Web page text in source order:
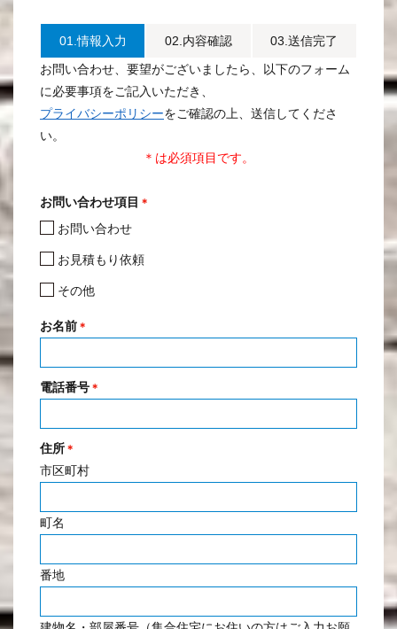
01.情報入力 02.内容確認
03.送信完了
お問い合わせ、要望がございましたら、以下のフォーム
に必要事項をご記入いただき、
プライバシーポリシーをご確認の上、送信してくださ
い。
＊は必須項目です。
お問い合わせ項目 ＊
お問い合わせ
お見積もり依頼
その他
お名前 ＊
電話番号 ＊
住所 ＊
市区町村
町名
番地